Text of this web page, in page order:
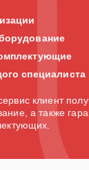
специалиста
клиент
а также